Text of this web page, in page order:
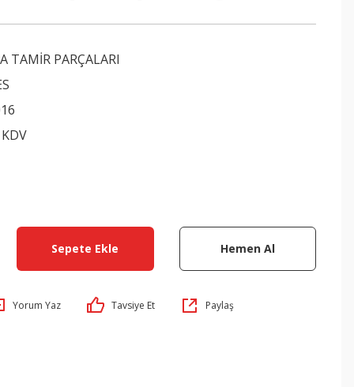
TAMİR PARÇALARI
Sepete Ekle Hemen Al
Yorum Yaz Tavsiye Et Paylaş